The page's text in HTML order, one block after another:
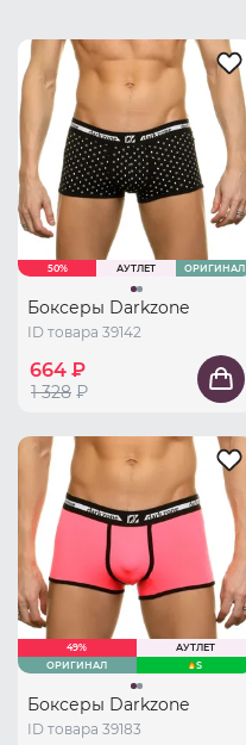
50% АУТЛЕТ ОРИГИНАЛ
Боксеры Darkzone
ID товара 39142
664 ₽
1 328 ₽
49%
АУТЛЕТ
ОРИГИНАЛ
S
Боксеры Darkzone
ID товара 39183